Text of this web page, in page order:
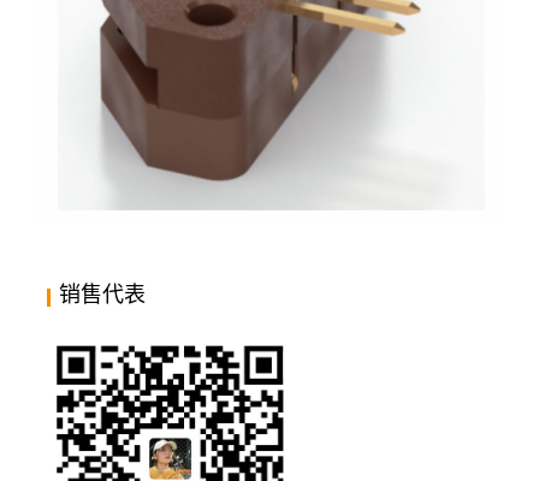
器,EM1读数头
销售代表